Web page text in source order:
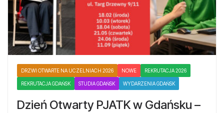
DRZWI OTWARTE NA UCZELNIACH 2026 NOWE REKRUTACJA 2026
REKRUTACJA GDAŃSK STUDIA GDAŃSK WYDARZENIA GDAŃSK
Dzień Otwarty PJATK w Gdańsku –